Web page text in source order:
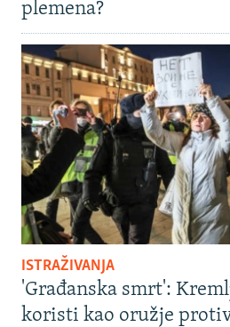
plemena?
ISTRAŽIVANJA
'Građanska smrt':
koristi kao oružje